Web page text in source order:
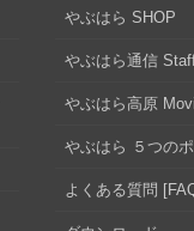
やぶはら SHOP
やぶはら通信
やぶはら高原
やぶはら ５つの
よくある質問